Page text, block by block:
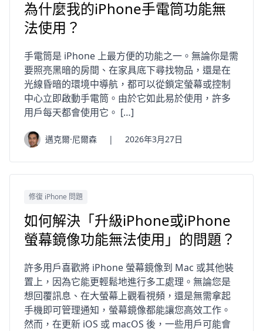
為什麼我的iPhone手電筒功能無
法使用？
手電筒是 iPhone 上最方便的功能之一。無論你是需
要照亮黑暗的房間、在家具底下尋找物品，還是在
光線昏暗的環境中導航，都可以從鎖定螢幕或控制
中心立即啟動手電筒。由於它如此易於使用，許多
用戶每天都會使用它。 […]
邁克爾·尼爾森 | 2026年3月27日
修復 iPhone 問題
如何解決「升級iPhone或iPhone
螢幕鏡像功能無法使用」的問題？
許多用戶喜歡將 iPhone 螢幕鏡像到 Mac 或其他裝
置上，因為它能更輕鬆地進行多工處理。無論您是
想回覆訊息、在大螢幕上觀看視頻，還是無需拿起
手機即可管理通知，螢幕鏡像都能讓您高效工作。
然而，在更新 iOS 或 macOS 後，一些用戶可能會